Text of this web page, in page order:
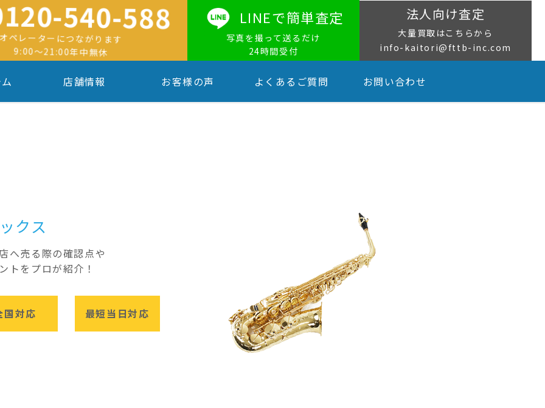
540-588
ペレーターにつながります
9:00〜21:00年中無休
LINEで簡単査定
写真を撮って送るだけ
24時間受付
法人向け査定
大量買取はこちらから
info-kaitori@fttb-inc.com
店舗情報 お客様の声 よくあるご質問 お問い合わせ
クス
へ売る際の確認点や
トをプロが紹介！
国対応 最短当日対応